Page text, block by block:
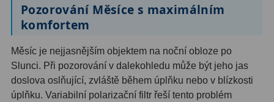
Azimutální AZ5
Fotografické montáže 5
Stativy a pilíře3
Pozorování Měsíce s maximálním
komfortem
Měsíc je nejjasnějším objektem na noční obloze po
Slunci. Při pozorování v dalekohledu může být jeho jas
doslova oslňující, zvláště během úplňku nebo v blízkosti
úplňku. Variabilní polarizační filtr řeší tento problém